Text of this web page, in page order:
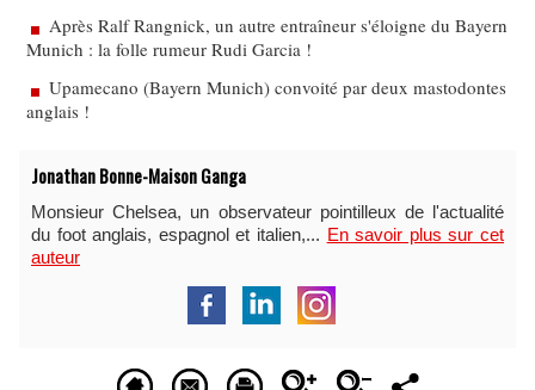
Après Ralf Rangnick, un autre entraîneur s'éloigne du Bayern
Munich : la folle rumeur Rudi Garcia !
Upamecano (Bayern Munich) convoité par deux mastodontes
anglais !
Jonathan Bonne-Maison Ganga
Monsieur Chelsea, un observateur pointilleux de l'actualité
du foot anglais, espagnol et italien,... En savoir plus sur cet
auteur